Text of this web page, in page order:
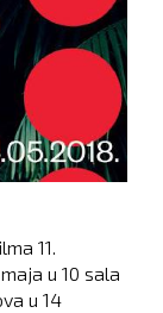
11.
u 10 sala
u 14